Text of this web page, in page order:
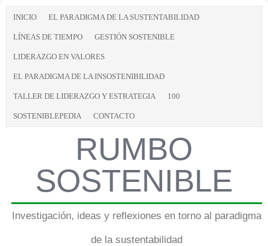
INICIO EL PARADIGMA DE LA SUSTENTABILIDAD
LÍNEAS DE TIEMPO GESTIÓN SOSTENIBLE
LIDERAZGO EN VALORES
EL PARADIGMA DE LA INSOSTENIBILIDAD
TALLER DE LIDERAZGO Y ESTRATEGIA 100
SOSTENIBLEPEDIA CONTACTO
RUMBO
SOSTENIBLE
Investigación, ideas y reflexiones en torno al paradigma
de la sustentabilidad